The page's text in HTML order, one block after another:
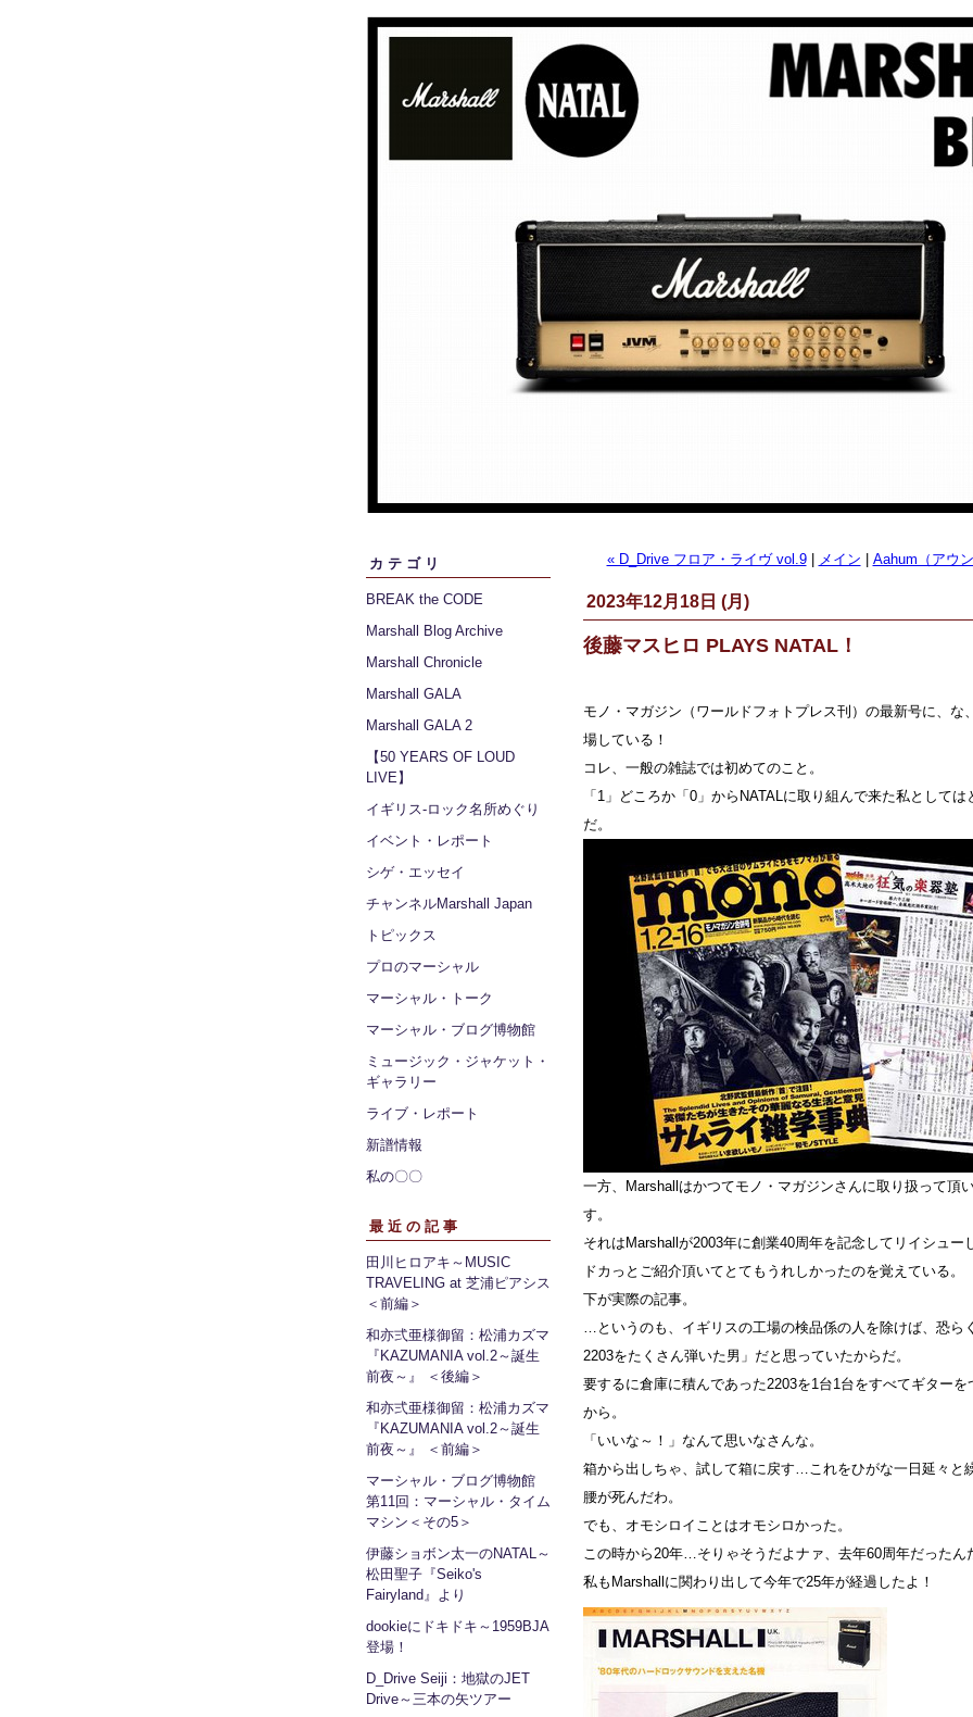
カテゴリ
BREAK the CODE
Marshall Blog Archive
Marshall Chronicle
Marshall GALA
Marshall GALA 2
【50 YEARS OF LOUD
LIVE】
イギリス‐ロック名所めぐり
イベント・レポート
シゲ・エッセイ
チャンネルMarshall Japan
トピックス
プロのマーシャル
マーシャル・トーク
マーシャル・ブログ博物館
ミュージック・ジャケット・
ギャラリー
ライブ・レポート
新譜情報
私の〇〇
最近の記事
田川ヒロアキ～MUSIC
TRAVELING at 芝浦ピアシス
＜前編＞
和亦弍亜様御留：松浦カズマ
『KAZUMANIA vol.2～誕生
前夜～』 ＜後編＞
和亦弍亜様御留：松浦カズマ
『KAZUMANIA vol.2～誕生
前夜～』 ＜前編＞
マーシャル・ブログ博物館
第11回：マーシャル・タイム
マシン＜その5＞
伊藤ショボン太一のNATAL～
松田聖子『Seiko's
Fairyland』より
dookieにドキドキ～1959BJA
登場！
D_Drive Seiji：地獄のJET
Drive～三本の矢ツアー
« D_Drive フロア・ライヴ vol.9| メイン Aahum（アウ
2023年12月18日 (月)
後藤マスヒロ PLAYS NATAL！
モノ・マガジン（ワールドフォトプレス刊）の最新号に、な
場している！
コレ、一般の雑誌では初めてのこと。
「1」どころか「0」からNATALに取り組んで来た私としては
だ。
一方、Marshallはかつてモノ・マガジンさんに取り扱って頂
す。
それはMarshallが2003年に創業40周年を記念してリイシュー
ドカっとご紹介頂いてとてもうれしかったのを覚えている。
下が実際の記事。
…というのも、イギリスの工場の検品係の人を除けば、恐ら
2203をたくさん弾いた男」だと思っていたからだ。
要するに倉庫に積んであった2203を1台1台をすべてギターを
から。
「いいな～！」なんて思いなさんな。
箱から出しちゃ、試して箱に戻す…これをひがな一日延々と
腰が死んだわ。
でも、オモシロイことはオモシロかった。
この時から20年…そりゃそうだよナァ、去年60周年だったん
私もMarshallに関わり出して今年で25年が経過したよ！